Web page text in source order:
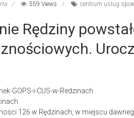
559 Views centrum usług
Rędziny
126 w Rędzinach, w miejscu